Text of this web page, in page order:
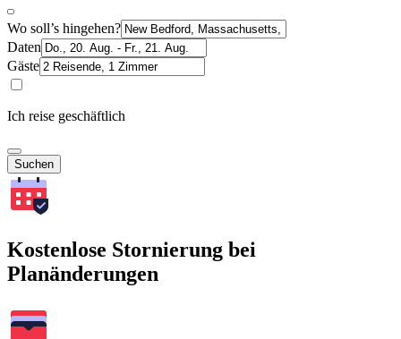
Wo soll’s hingehen?
Daten
Gäste
Ich reise geschäftlich
Suchen
Kostenlose Stornierung bei
Planänderungen